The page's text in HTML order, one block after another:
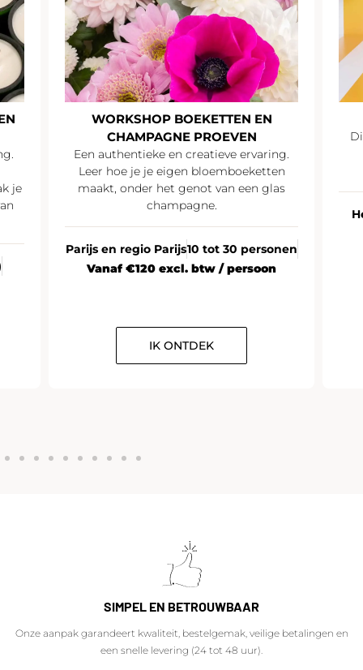
je
WORKSHOP BOEKETTEN EN
CHAMPAGNE PROEVEN
Een authentieke en creatieve ervaring.
Leer hoe je je eigen bloemboeketten
maakt, onder het genot van een glas
champagne.
Parijs en regio Parijs10 tot 30 personen
Vanaf €120 excl. btw / persoon
IK ONTDEK
SIMPEL EN BETROUWBAAR
Onze aanpak garandeert kwaliteit, bestelgemak, veilige betalingen en
een snelle levering (24 tot 48 uur).